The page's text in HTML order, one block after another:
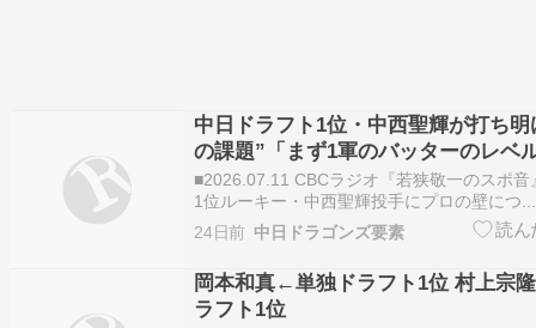
中日ドラフト1位・中西聖輝が打ち
の課題”「まず1軍のバッターのレベ
す。あとストライクゾーンが狭いで
番感じることは…」
■2026.07.11 CBCラジオ『若狭敬一のスポ
1位ルーキー・中西聖輝投手にプロの壁につ...
24日前 中日ドラゴンズ要素
岡本和真←単独ドラフト1位 村上宗
ラフト1位